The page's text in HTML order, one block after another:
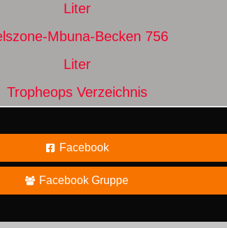
Liter
Mbuna-Becken 756
Liter
Tropheops Verzeichnis
Facebook
Facebook Gruppe